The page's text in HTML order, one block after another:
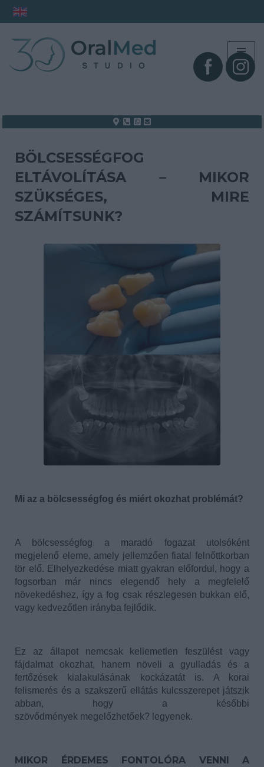
content
BÖLCSESSÉGFOG
ELTÁVOLÍTÁSA – MIKOR
SZÜKSÉGES, MIRE
SZÁMÍTSUNK?
Mi az a bölcsességfog és miért okozhat problémát?
A bölcsességfog a maradó fogazat utolsóként
megjelenő eleme, amely jellemzően fiatal felnőttkorban
tör elő. Elhelyezkedése miatt gyakran előfordul, hogy a
fogsorban már nincs elegendő hely a megfelelő
növekedéshez, így a fog csak részlegesen bukkan elő,
vagy kedvezőtlen irányba fejlődik.
Ez az állapot nemcsak kellemetlen feszülést vagy
fájdalmat okozhat, hanem növeli a gyulladás és a
fertőzések kialakulásának kockázatát is. A korai
felismerés és a szakszerű ellátás kulcsszerepet játszik
abban, hogy a későbbi
szövődmények megelőzhetőek? legyenek.
MIKOR ÉRDEMES FONTOLÓRA VENNI A